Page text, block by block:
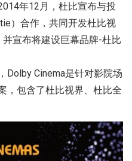
年12月，杜比宣布与投
）合作，共同开发杜比视
宣布将建设巨幕品牌-杜比
Dolby Cinema是针对影院场
，包含了杜比视界、杜比全